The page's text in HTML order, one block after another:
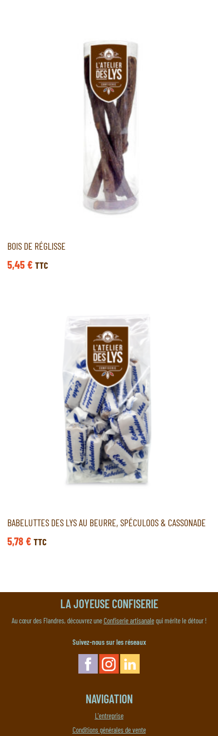
BOIS DE RÉGLISSE
5,45€ TTC
BABELUTTES DES LYS AU BEURRE, SPÉCULOOS & CASSONADE
5,78€ TTC
LA JOYEUSE CONFISERIE
Au cœur des Flandres, découvrez uneConfiserie artisanalequi mérite le détour !
Suivez-nous sur les réseaux
NAVIGATION
L'entreprise
Conditions générales de vente